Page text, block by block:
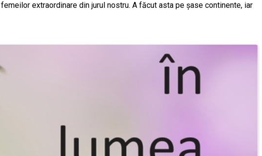
extraordinare din jurul nostru. A făcut asta pe șase continente, iar